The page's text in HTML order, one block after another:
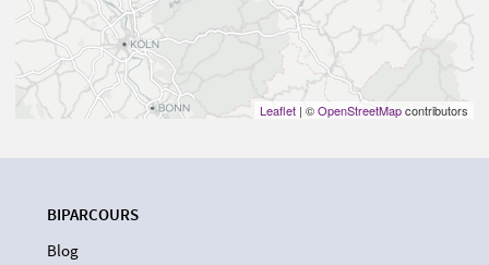
Leaflet | ©OpenStreetMapcontributors
BIPARCOURS
Blog